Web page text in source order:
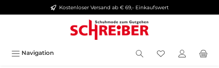
springen Kostenloser Versand ab € 69,- Einkaufswert
Navigation